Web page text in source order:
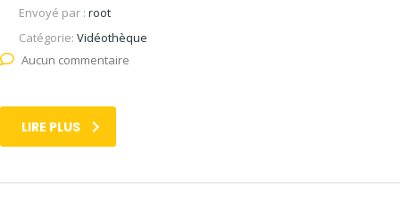
Envoyé par : root
Catégorie: Vidéothèque
Aucun commentaire
LIRE PLUS